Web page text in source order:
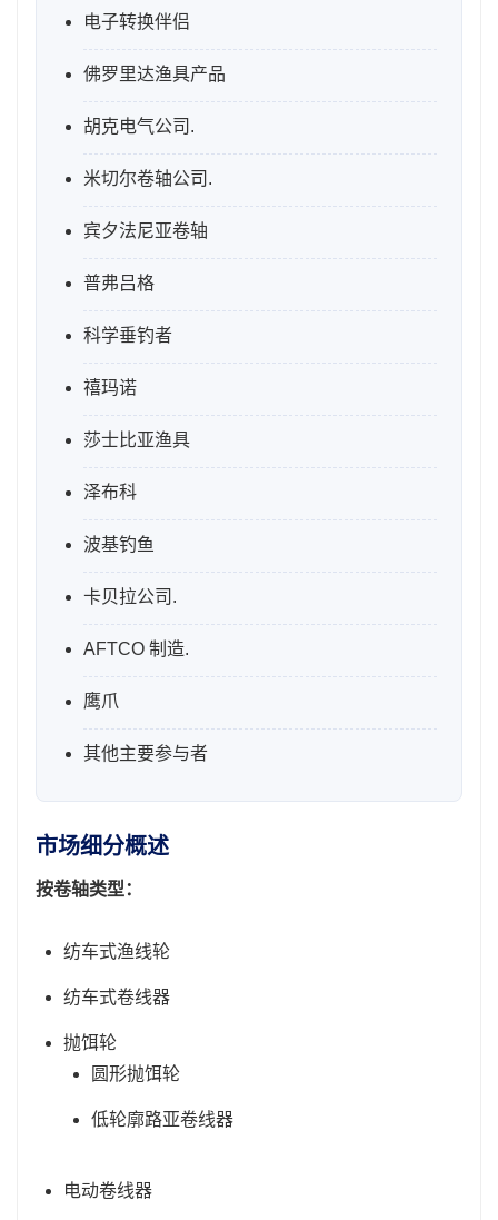
电子转换伴侣
佛罗里达渔具产品
胡克电气公司.
米切尔卷轴公司.
宾夕法尼亚卷轴
普弗吕格
科学垂钓者
禧玛诺
莎士比亚渔具
泽布科
波基钓鱼
卡贝拉公司.
AFTCO 制造.
鹰爪
其他主要参与者
市场细分概述
按卷轴类型：
纺车式渔线轮
纺车式卷线器
抛饵轮
圆形抛饵轮
低轮廓路亚卷线器
电动卷线器